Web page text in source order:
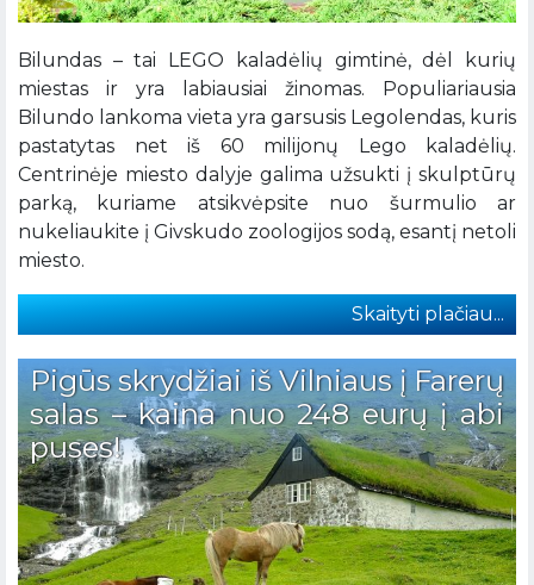
Bilundas – tai LEGO kaladėlių gimtinė, dėl kurių
miestas ir yra labiausiai žinomas. Populiariausia
Bilundo lankoma vieta yra garsusis Legolendas, kuris
pastatytas net iš 60 milijonų Lego kaladėlių.
Centrinėje miesto dalyje galima užsukti į skulptūrų
parką, kuriame atsikvėpsite nuo šurmulio ar
nukeliaukite į Givskudo zoologijos sodą, esantį netoli
miesto.
Skaityti plačiau...
Pigūs skrydžiai iš Vilniaus į Farerų
salas – kaina nuo 248 eurų į abi
puses!